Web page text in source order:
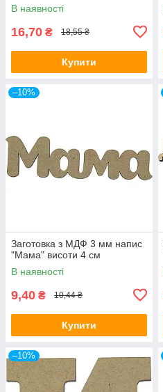
В наявності
16,70 ₴ 18,55 ₴
Купити
–10%
Заготовка з МДФ 3 мм напис
"Мама" висоти 4 см
В наявності
9,40 ₴ 10,44 ₴
Купити
–10%